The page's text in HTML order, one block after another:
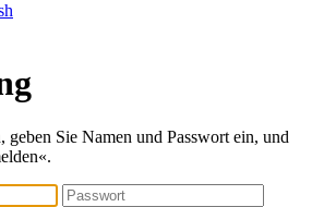
geben Sie Namen und Passwort ein, und
Passwort